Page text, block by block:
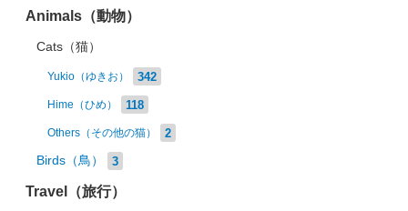
Animals（動物）
Cats（猫）
Yukio（ゆきお） 342
Hime（ひめ） 118
Others（その他の猫） 2
Birds（鳥） 3
Travel（旅行）